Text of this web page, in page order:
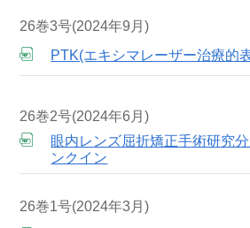
26巻3号(2024年9月)
PTK(エキシマレーザー治療的
26巻2号(2024年6月)
眼内レンズ屈折矯正手術研究
ンクイン
26巻1号(2024年3月)